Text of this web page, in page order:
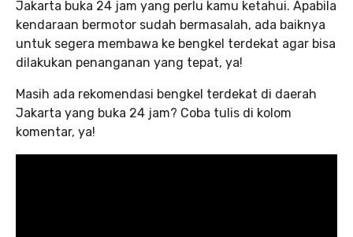
Jakarta buka 24 jam yang perlu kamu ketahui. Apabila
kendaraan bermotor sudah bermasalah, ada baiknya
untuk segera membawa ke bengkel terdekat agar bisa
dilakukan penanganan yang tepat, ya!
Masih ada rekomendasi bengkel terdekat di daerah
Jakarta yang buka 24 jam? Coba tulis di kolom
komentar, ya!